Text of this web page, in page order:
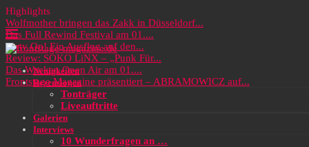
Highlights
Wolfmother bringen das Zakk in Düsseldorf...
Das Full Rewind Festival am 01....
Party On! Ein Ausflug auf den...
Review: SOKO LiNX – „Punk Für...
Das Wacken Open Air am 01....
Frontstage Magazine präsentiert – ABRAMOWICZ auf...
Neuigkeiten
Rezensionen
Tonträger
Liveauftritte
Galerien
Interviews
10 Wunderfragen an …